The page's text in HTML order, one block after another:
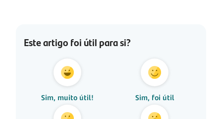
Este artigo foi útil para si?
Sim, muito útil! Sim, foi útil